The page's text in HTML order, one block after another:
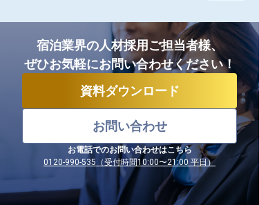
宿泊業界の人材採用ご担当者様、
ぜひお気軽にお問い合わせください！
お問い合わせ
資料ダウンロード
お電話でのお問い合わせはこちら
0120-990-535（受付時間10:00〜21:00 平日）